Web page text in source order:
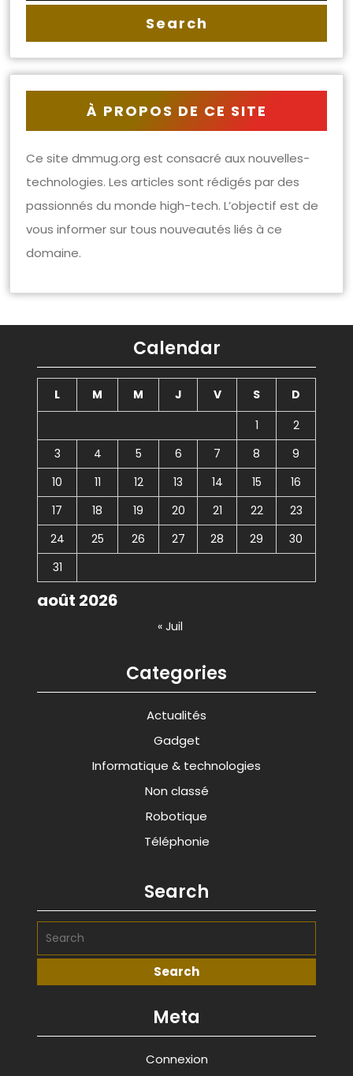
À PROPOS DE CE SITE
Ce site dmmug.org est consacré aux nouvelles-
technologies. Les articles sont rédigés par des
passionnés du monde high-tech. L’objectif est de
vous informer sur tous nouveautés liés à ce
domaine.
Calendar
août 2026
L M M J V S
D
1
2
3
4 5 6 7 8
9
10
11 12 13 14 15
16
17
18 19 20 21 22
23
24
25 26 27 28 29
30
31
« Juil
Categories
Actualités
Gadget
Informatique & technologies
Non classé
Robotique
Téléphonie
Search
Meta
Connexion